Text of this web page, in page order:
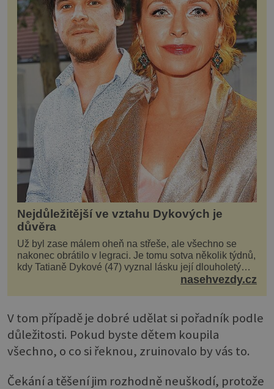
Nejdůležitější ve vztahu Dykových je
důvěra
Už byl zase málem oheň na střeše, ale všechno se
nakonec obrátilo v legraci. Je tomu sotva několik týdnů,
kdy Tatianě Dykové (47) vyznal lásku její dlouholetý
kolega a kamarád. Lidé si hned mysleli, ž...nasehvezdy.cz
V tom případě je dobré udělat si pořadník podle
důležitosti. Pokud byste dětem koupila
všechno, o co si řeknou, zruinovalo by vás to.
Čekání a těšení jim rozhodně neuškodí, protože